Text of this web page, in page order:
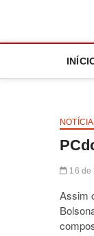
16 de
Assim